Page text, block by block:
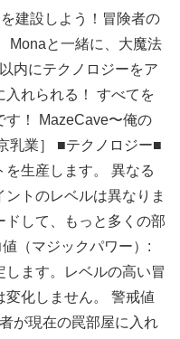
建設しよう！冒険者の
Monaと一緒に、大魔法
内にテクノロジーをア
入れられる！ すべてを
す！ MazeCave〜俺の
乳業］ ■テクノロジー■
生産します。 異なる
トのレベルは異なりま
して、もっと多くの部
（マジックパワー）:
ます。レベルの高い冒
変化しません。 警戒値
が現在の罠部屋に入れ